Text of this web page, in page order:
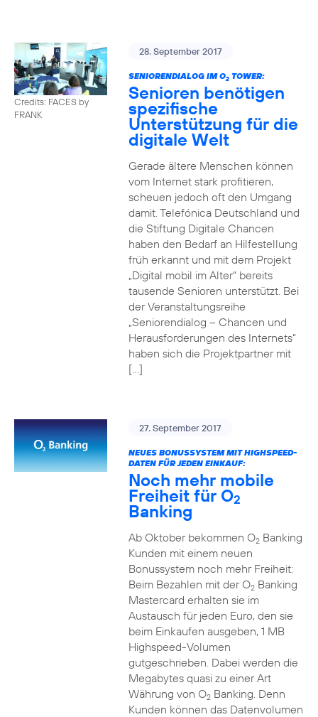
Credits: FACES by
FRANK
28. September 2017
SENIORENDIALOG IM O2TOWER:
Senioren benötigen
spezifische
Unterstützung für die
digitale Welt
Gerade ältere Menschen können
vom Internet stark profitieren,
scheuen jedoch oft den Umgang
damit. Telefónica Deutschland und
die Stiftung Digitale Chancen
haben den Bedarf an Hilfestellung
früh erkannt und mit dem Projekt
„Digital mobil im Alter“ bereits
tausende Senioren unterstützt. Bei
der Veranstaltungsreihe
„Seniorendialog – Chancen und
Herausforderungen des Internets“
haben sich die Projektpartner mit
[…]
27. September 2017
NEUES BONUSSYSTEM MIT HIGHSPEED-
DATEN FÜR JEDEN EINKAUF:
Noch mehr mobile
Freiheit für O2
Banking
Ab Oktober bekommen O2Banking
Kunden mit einem neuen
Bonussystem noch mehr Freiheit:
Beim Bezahlen mit der O2Banking
Mastercard erhalten sie im
Austausch für jeden Euro, den sie
beim Einkaufen ausgeben, 1 MB
Highspeed-Volumen
gutgeschrieben. Dabei werden die
Megabytes quasi zu einer Art
Währung von O2Banking. Denn
Kunden können das Datenvolumen